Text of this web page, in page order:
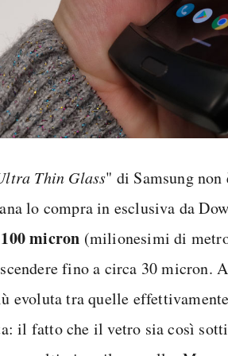
Thin Glass" di Samsung
lo compra in esclusiva da
micron (milionesimi di
fino a circa 30 micron.
evoluta tra quelle
il fatto che il vetro sia così